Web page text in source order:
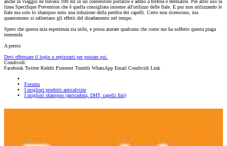
linea Specifique Prevention che è quella consigliata insieme all'utilizzo delle fiale. E pur non utilizzando le
fiale ma solo lo shampoo noto una riduzione della perdita dei capelli. Certo non ricrescono, ma
quantomeno si rallentano gli effetti del diradamento nel tempo.
Spero che questa mia esperienza sia utile, e possa aiutare qualcuno che come me ha sofferto questa piaga
tremenda
A presto
Devi effettuare il login o registrarti per postare qui.
Condividi:
Facebook Twitter Reddit Pinterest Tumblr WhatsApp Email Condividi Link
Forums
I migliori prodotti anticalvizie
I migliori shampoo (anticaduta, DHT, capelli fini)